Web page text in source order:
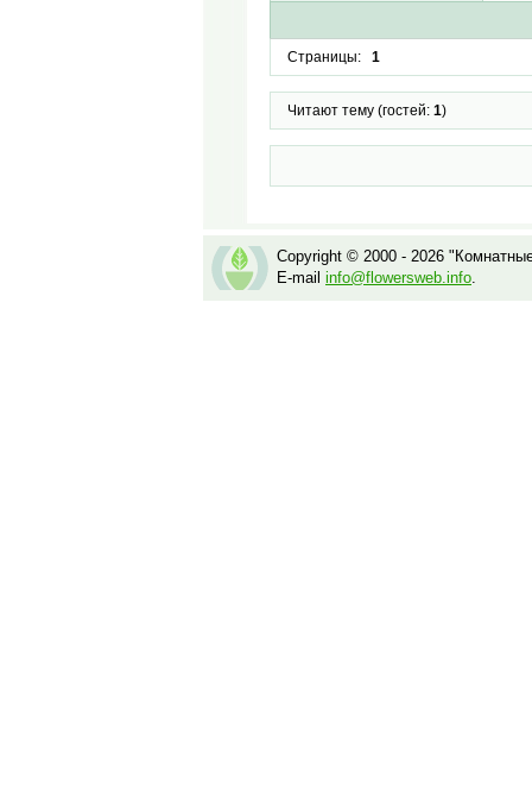
Страницы: 1
Читают тему (гостей: 1)
Copyright © 2000 - 2026
E-mail info@flowersweb.info.